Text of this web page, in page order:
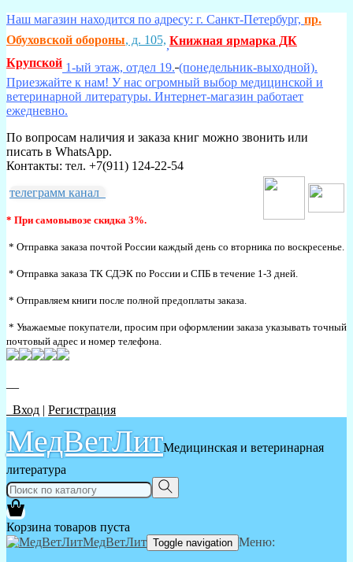
Наш магазин находится по адресу: г. Санкт-Петербург, пр.
Обуховской обороны, д. 105,,Книжная ярмарка ДК
Крупской 1-ый этаж, отдел 19. (понедельник-выходной).
Приезжайте к нам! У нас огромный выбор медицинской и
ветеринарной литературы. Интернет-магазин работает
ежедневно.
По вопросам наличия и заказа книг можно звонить или
писать в WhatsApp.
Контакты: тел. +7(911) 124-22-54
телеграмм канал
* При самовывозе скидка 3%.
* Отправка заказа почтой России каждый день со вторника по воскресенье.
* Отправка заказа ТК СДЭК по России и СПБ в течение 1-3 дней.
* Отправляем книги после полной предоплаты заказа.
* Уважаемые покупатели, просим при оформлении заказа указывать точный
почтовый адрес и номер телефона.
Вход | Регистрация
МедВетЛитМедицинская и ветеринарная
литература
Корзина товаров пуста
МедВетЛит Toggle navigation Меню: